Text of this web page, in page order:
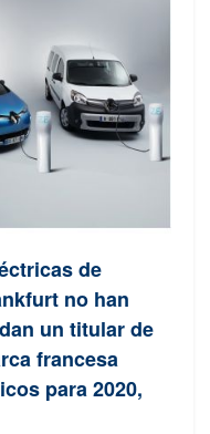
de
no han
un titular de
francesa
para 2020,